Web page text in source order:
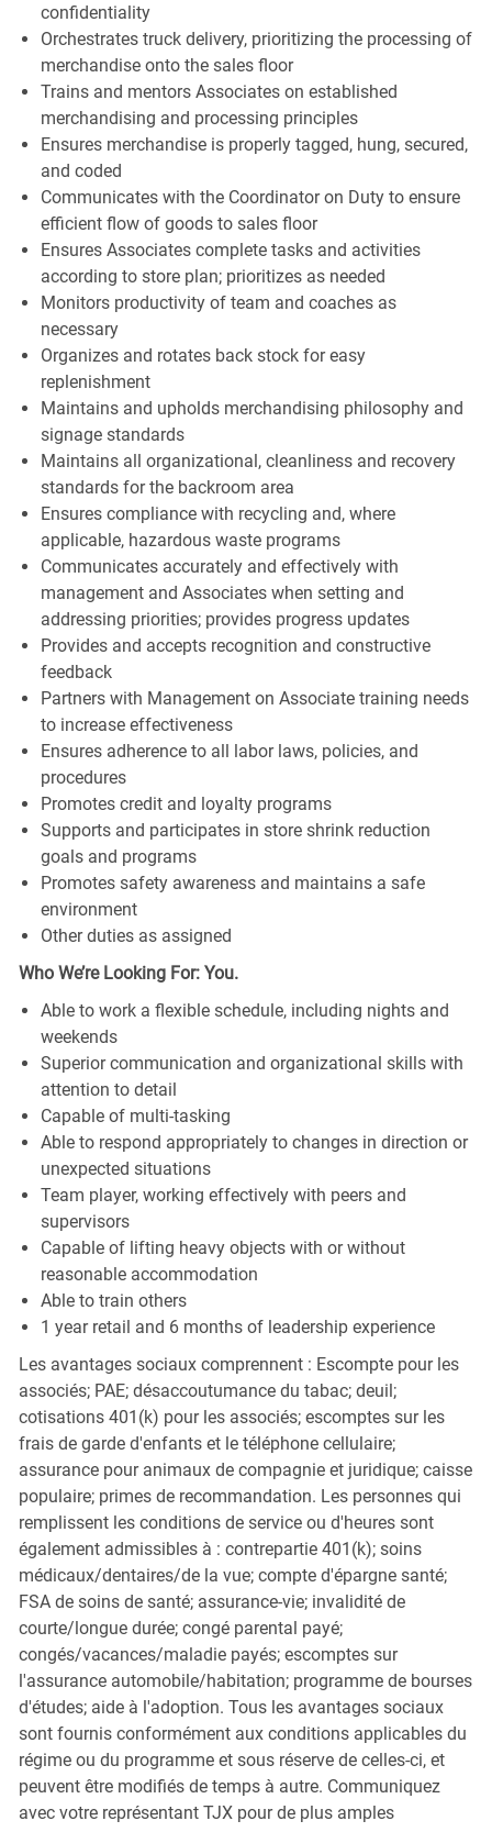
confidentiality
Orchestrates truck delivery, prioritizing the processing of
merchandise onto the sales floor
Trains and mentors Associates on established
merchandising and processing principles
Ensures merchandise is properly tagged, hung, secured,
and coded
Communicates with the Coordinator on Duty to ensure
efficient flow of goods to sales floor
Ensures Associates complete tasks and activities
according to store plan; prioritizes as needed
Monitors productivity of team and coaches as
necessary
Organizes and rotates back stock for easy
replenishment
Maintains and upholds merchandising philosophy and
signage standards
Maintains all organizational, cleanliness and recovery
standards for the backroom area
Ensures compliance with recycling and, where
applicable, hazardous waste programs
Communicates accurately and effectively with
management and Associates when setting and
addressing priorities; provides progress updates
Provides and accepts recognition and constructive
feedback
Partners with Management on Associate training needs
to increase effectiveness
Ensures adherence to all labor laws, policies, and
procedures
Promotes credit and loyalty programs
Supports and participates in store shrink reduction
goals and programs
Promotes safety awareness and maintains a safe
environment
Other duties as assigned
Who We’re Looking For: You.
Able to work a flexible schedule, including nights and
weekends
Superior communication and organizational skills with
attention to detail
Capable of multi-tasking
Able to respond appropriately to changes in direction or
unexpected situations
Team player, working effectively with peers and
supervisors
Capable of lifting heavy objects with or without
reasonable accommodation
Able to train others
1 year retail and 6 months of leadership experience
Les avantages sociaux comprennent : Escompte pour les
associés; PAE; désaccoutumance du tabac; deuil;
cotisations 401(k) pour les associés; escomptes sur les
frais de garde d'enfants et le téléphone cellulaire;
assurance pour animaux de compagnie et juridique; caisse
populaire; primes de recommandation. Les personnes qui
remplissent les conditions de service ou d'heures sont
également admissibles à : contrepartie 401(k); soins
médicaux/dentaires/de la vue; compte d'épargne santé;
FSA de soins de santé; assurance-vie; invalidité de
courte/longue durée; congé parental payé;
congés/vacances/maladie payés; escomptes sur
l'assurance automobile/habitation; programme de bourses
d'études; aide à l'adoption. Tous les avantages sociaux
sont fournis conformément aux conditions applicables du
régime ou du programme et sous réserve de celles-ci, et
peuvent être modifiés de temps à autre. Communiquez
avec votre représentant TJX pour de plus amples